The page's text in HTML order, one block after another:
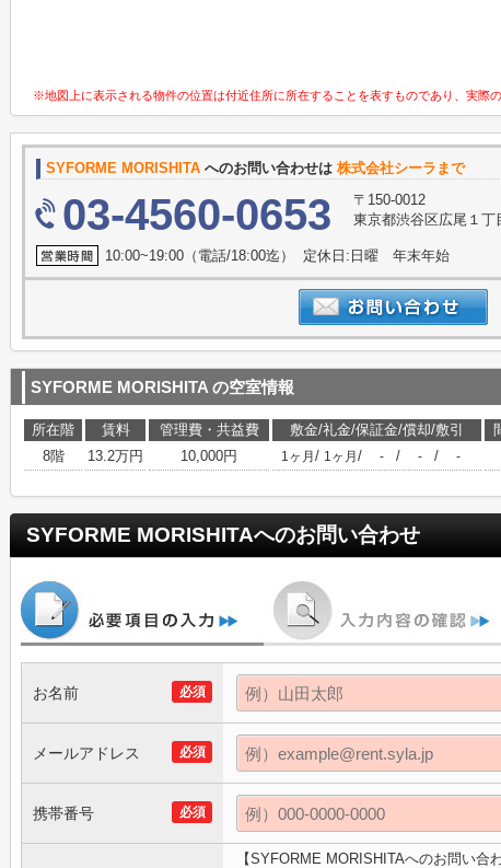
※地図上に表示される物件の位置は付近住所に所在することを表すものであり、実際
SYFORME MORISHITA へのお問い合わせは 株式会社シーラまで
03-4560-0653
〒150-0012
東京都渋谷区広尾１
10:00~19:00（電話/18:00迄） 定休日:日曜 年末年始
SYFORME MORISHITA の空室情報
所在階 賃料 管理費・共益費 敷金/礼金/保証金/償却/敷引
8階
13.2万円 10,000円 1ヶ月 / 1ヶ月 / - / - / -
SYFORME MORISHITAへのお問い合わせ
必須
お名前
必須
メールアドレス
必須
携帯番号
【SYFORME MORISHITAへのお問い合